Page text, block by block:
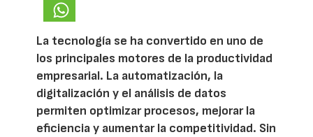
La tecnología se ha convertido en uno de
los principales motores de la productividad
empresarial. La automatización, la
digitalización y el análisis de datos
permiten optimizar procesos, mejorar la
eficiencia y aumentar la competitividad. Sin